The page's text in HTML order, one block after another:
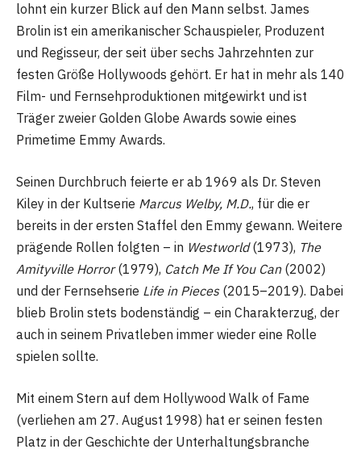
lohnt ein kurzer Blick auf den Mann selbst. James
Brolin ist ein amerikanischer Schauspieler, Produzent
und Regisseur, der seit über sechs Jahrzehnten zur
festen Größe Hollywoods gehört. Er hat in mehr als 140
Film- und Fernsehproduktionen mitgewirkt und ist
Träger zweier Golden Globe Awards sowie eines
Primetime Emmy Awards.
Seinen Durchbruch feierte er ab 1969 als Dr. Steven
Kiley in der Kultserie Marcus Welby, M.D., für die er
bereits in der ersten Staffel den Emmy gewann. Weitere
prägende Rollen folgten – in Westworld(1973), The
Amityville Horror(1979), Catch Me If You Can(2002)
und der Fernsehserie Life in Pieces(2015–2019). Dabei
blieb Brolin stets bodenständig – ein Charakterzug, der
auch in seinem Privatleben immer wieder eine Rolle
spielen sollte.
Mit einem Stern auf dem Hollywood Walk of Fame
(verliehen am 27. August 1998) hat er seinen festen
Platz in der Geschichte der Unterhaltungsbranche